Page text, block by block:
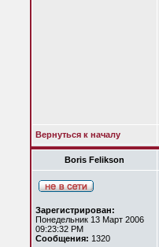
Вернуться к началу
Boris Felikson
Зарегистрирован:
Понедельник 13 Март 2006
09:23:32 PM
Сообщения: 1320